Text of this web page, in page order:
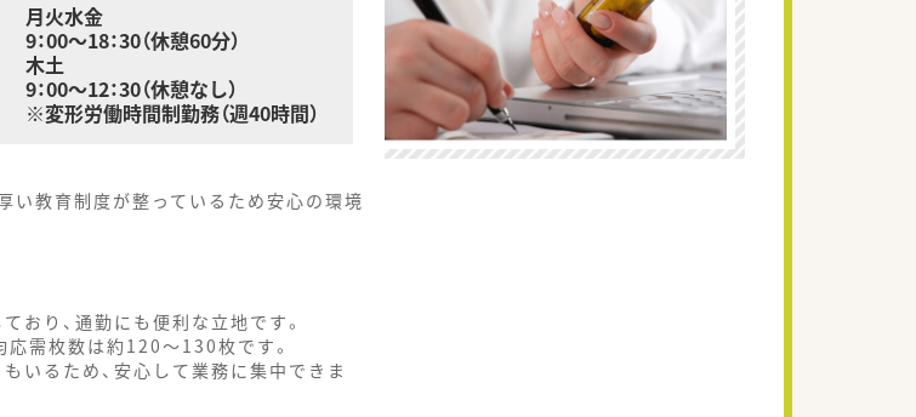
月火水金
9：00～18：30（休憩60分）
木土
9：00～12：30（休憩なし）
※変形労働時間制勤務（週40時間）
い教育制度が整っているため安心の環境
り、通勤にも便利な立地です。
応需枚数は約120～130枚です。
いるため、安心して業務に集中できま